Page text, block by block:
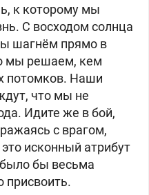
к которому мы
С восходом солнца
шагнём прямо в
мы решаем, кем
потомков. Наши
что мы не
Идите же в бой,
с врагом,
исконный атрибут
бы весьма
присвоить.